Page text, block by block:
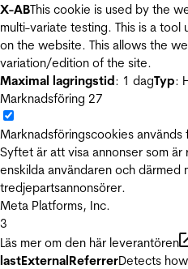
X-ABThis cookie is used by the
multi-variate testing. This is a
on the website. This allows the
variation/edition of the site.
Maximal lagringstid: 1 dagTyp:
Marknadsföring 27
Marknadsföringscookies
Syftet är att visa annonser som
enskilda användaren och
tredjepartsannonsörer.
Meta Platforms, Inc.
3
Läs mer om den här leverantören
lastExternalReferrerDetects